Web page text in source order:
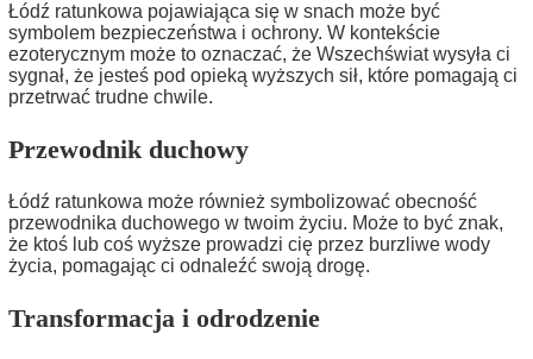
Łódź ratunkowa pojawiająca się w snach może być
symbolem bezpieczeństwa i ochrony. W kontekście
ezoterycznym może to oznaczać, że Wszechświat wysyła ci
sygnał, że jesteś pod opieką wyższych sił, które pomagają ci
przetrwać trudne chwile.
Przewodnik duchowy
Łódź ratunkowa może również symbolizować obecność
przewodnika duchowego w twoim życiu. Może to być znak,
że ktoś lub coś wyższe prowadzi cię przez burzliwe wody
życia, pomagając ci odnaleźć swoją drogę.
Transformacja i odrodzenie